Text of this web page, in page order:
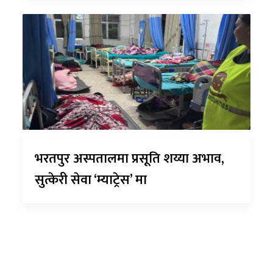
भरतपुर अस्पतालमा प्रसूति शय्या अभाव,
सुत्केरी सेवा ‘म्याट्रेस’ मा